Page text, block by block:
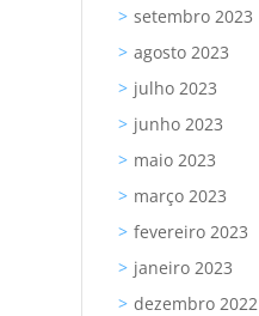
setembro 2023
agosto 2023
julho 2023
junho 2023
maio 2023
março 2023
fevereiro 2023
janeiro 2023
dezembro 2022